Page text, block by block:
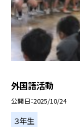
外国語活動
公開日 2025/10/24
３年生